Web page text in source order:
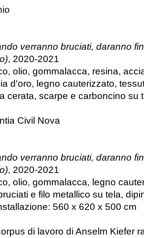
verranno bruciati, daranno
, 2020-2021
olio, gommalacca, resina,
d'oro, legno cauterizzato,
cerata, scarpe e carboncino su
Civil Nova
verranno bruciati, daranno
, 2020-2021
olio, gommalacca, legno
e filo metallico su tela,
560 x 620 x 500 cm
di lavoro di Anselm Kiefer